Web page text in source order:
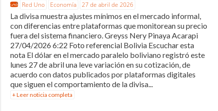
Red Uno Economía 27 de abril de 2026
La divisa muestra ajustes mínimos en el mercado informal,
con diferencias entre plataformas que monitorean su precio
fuera del sistema financiero. Greyss Nery Pinaya Acarapi
27/04/2026 6:22 Foto referencial Bolivia Escuchar esta
nota El dólar en el mercado paralelo boliviano registró este
lunes 27 de abril una leve variación en su cotización, de
acuerdo con datos publicados por plataformas digitales
que siguen el comportamiento de la divisa...
+ Leer noticia completa